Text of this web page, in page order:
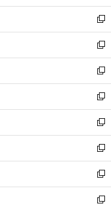
開
く
ウ
で
開
く
ン
ド
ウ
で
開
く
新
し
い
ウ
ィ
ン
ド
ウ
で
開
く
新
し
い
ウ
ィ
ン
ド
ウ
で
開
く
新
し
い
ウ
ィ
ン
ド
ウ
で
開
く
新
し
い
ウ
ィ
ン
ド
ウ
で
新
し
い
ウ
ィ
ン
ド
新
し
い
ウ
ィ
新
し
い
新